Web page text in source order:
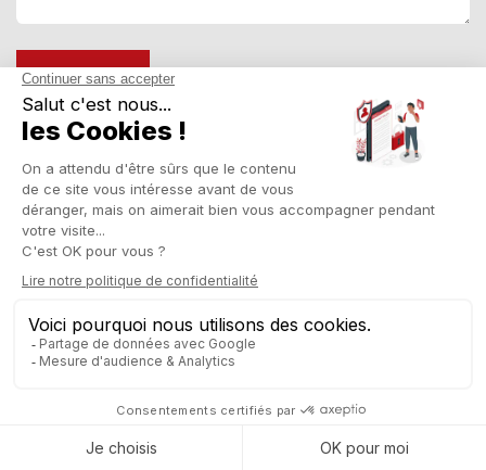
ENVOYER
FAQ ERP POUR L'INDUSTRIE
DE L'IMPRESSION
2. Pourquoi le logiciel ERP est-il important
3. Quels sont les avantages du logiciel ERP